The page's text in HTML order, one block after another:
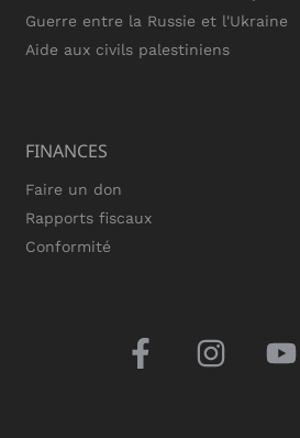
Guerre entre la Russie et l'Ukraine
Aide aux civils palestiniens
FINANCES
Faire un don
Rapports fiscaux
Conformité